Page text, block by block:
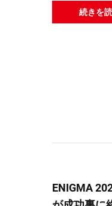
算製造卓越
た。…
続きを
ENIGMA